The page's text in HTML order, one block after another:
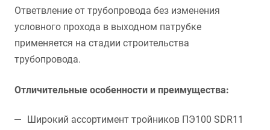
Ответвление от трубопровода без изменения
условного прохода в выходном патрубке
применяется на стадии строительства
трубопровода.
Отличительные особенности и преимущества:
Широкий ассортимент тройников ПЭ100 SDR11